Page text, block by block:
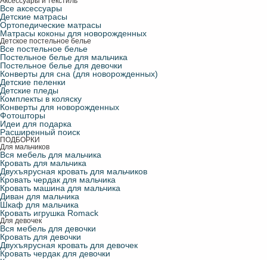
Все аксессуары
Детские матрасы
Ортопедические матрасы
Матрасы коконы для новорожденных
Детское постельное белье
Все постельное белье
Постельное белье для мальчика
Постельное белье для девочки
Конверты для сна (для новорожденных)
Детские пеленки
Детские пледы
Комплекты в коляску
Конверты для новорожденных
Фотошторы
Идеи для подарка
Расширенный поиск
ПОДБОРКИ
Для мальчиков
Вся мебель для мальчика
Кровать для мальчика
Двухъярусная кровать для мальчиков
Кровать чердак для мальчика
Кровать машина для мальчика
Диван для мальчика
Шкаф для мальчика
Кровать игрушка Romack
Для девочек
Вся мебель для девочки
Кровать для девочки
Двухъярусная кровать для девочек
Кровать чердак для девочки